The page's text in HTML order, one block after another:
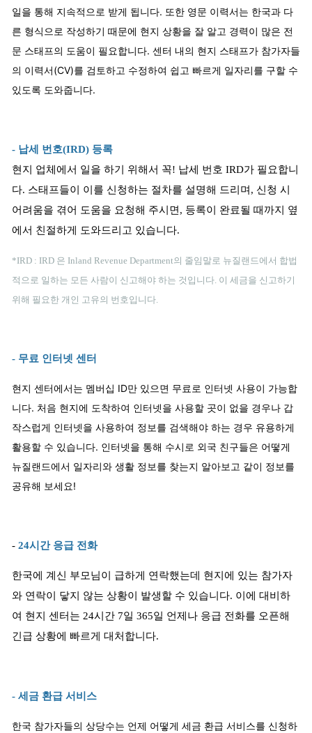
일을 통해 지속적으로 받게 됩니다. 또한 영문 이력서는 한국과 다
른 형식으로 작성하기 때문에 현지 상황을 잘 알고 경력이 많은 전
문 스태프의 도움이 필요합니다. 센터 내의 현지 스태프가 참가자들
의 이력서(CV)를 검토하고 수정하여 쉽고 빠르게 일자리를 구할 수
있도록 도와줍니다.
- 납세 번호(IRD) 등록
현지 업체에서 일을 하기 위해서 꼭! 납세 번호 IRD가 필요합니
다. 스태프들이 이를 신청하는 절차를 설명해 드리며, 신청 시
어려움을 겪어 도움을 요청해 주시면, 등록이 완료될 때까지 옆
에서 친절하게 도와드리고 있습니다.
*IRD : IRD 은 Inland Revenue Department의 줄임말로 뉴질랜드에서 합법
적으로 일하는 모든 사람이 신고해야 하는 것입니다. 이 세금을 신고하기
위해 필요한 개인 고유의 번호입니다.
- 무료 인터넷 센터
현지 센터에서는 멤버십 ID만 있으면 무료로 인터넷 사용이 가능합
니다. 처음 현지에 도착하여 인터넷을 사용할 곳이 없을 경우나 갑
작스럽게 인터넷을 사용하여 정보를 검색해야 하는 경우 유용하게
활용할 수 있습니다. 인터넷을 통해 수시로 외국 친구들은 어떻게
뉴질랜드에서 일자리와 생활 정보를 찾는지 알아보고 같이 정보를
공유해 보세요!
- 24시간 응급 전화
한국에 계신 부모님이 급하게 연락했는데 현지에 있는 참가자
와 연락이 닿지 않는 상황이 발생할 수 있습니다. 이에 대비하
여 현지 센터는 24시간 7일 365일 언제나 응급 전화를 오픈해
긴급 상황에 빠르게 대처합니다.
- 세금 환급 서비스
한국 참가자들의 상당수는 언제 어떻게 세금 환급 서비스를 신청하